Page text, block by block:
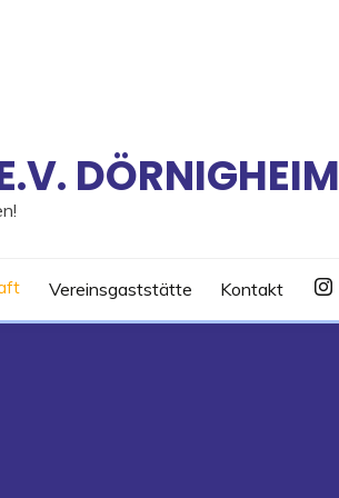
DÖRNIGHEIM
Vereinsgaststätte Kontakt